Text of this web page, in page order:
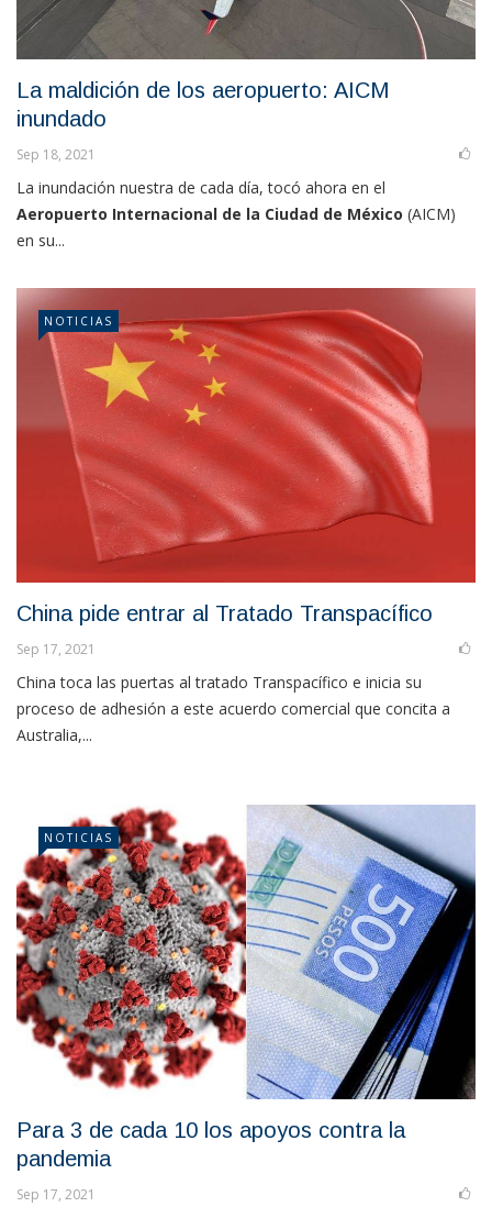
La maldición de los aeropuerto: AICM
inundado
Sep 18, 2021
La inundación nuestra de cada día, tocó ahora en el
Aeropuerto Internacional de la Ciudad de México (AICM)
en su...
NOTICIAS
China pide entrar al Tratado Transpacífico
Sep 17, 2021
China toca las puertas al tratado Transpacífico e inicia su
proceso de adhesión a este acuerdo comercial que concita a
Australia,...
NOTICIAS
Para 3 de cada 10 los apoyos contra la
pandemia
Sep 17, 2021